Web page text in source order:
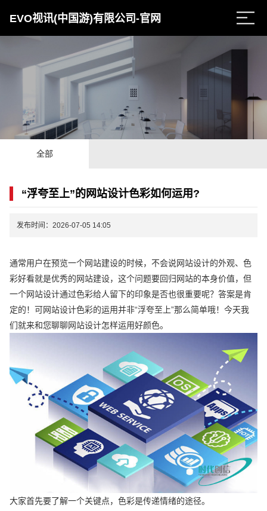
EVO视讯(中国游)有限公司-官网
全部
“浮夸至上”的网站设计色彩如何运用?
发布时间：2026-07-05 14:05
通常用户在预览一个网站建设的时候，不会说网站设计的外观、色
彩好看就是优秀的网站建设，这个问题要回归网站的本身价值，但
一个网站设计通过色彩给人留下的印象是否也很重要呢？答案是肯
定的！可网站设计色彩的运用并非“浮夸至上”那么简单哦！今天我
们就来和您聊聊网站设计怎样运用好颜色。
大家首先要了解一个关键点，色彩是传递情绪的途径。